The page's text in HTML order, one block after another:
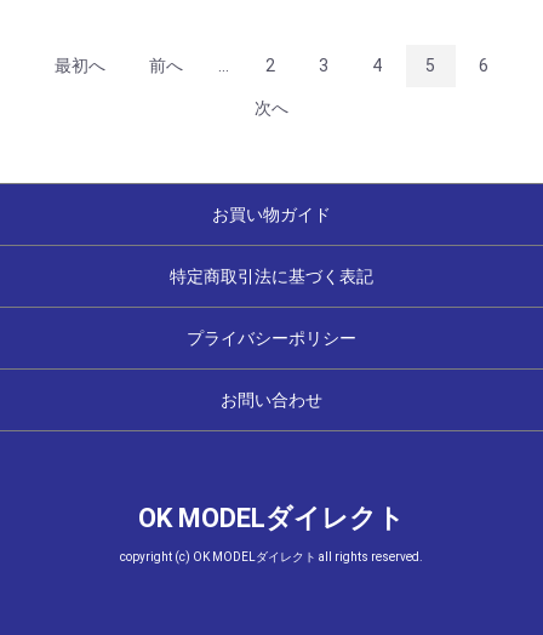
最初へ 前へ 2 3 4 5 6
次へ
お買い物ガイド
特定商取引法に基づく表記
プライバシーポリシー
お問い合わせ
OK MODELダイレクト
copyright (c) OK MODELダイレクト all rights reserved.